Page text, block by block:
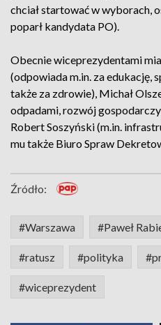
chciał startować w wyborach,
poparł kandydata PO).
Obecnie wiceprezydentami
(odpowiada m.in. za edukację,
także za zdrowie), Michał
odpadami, rozwój
Robert Soszyński (m.in.
mu także Biuro Spraw
Źródło:
#Warszawa #Paweł
#ratusz #polityka
#wiceprezydent